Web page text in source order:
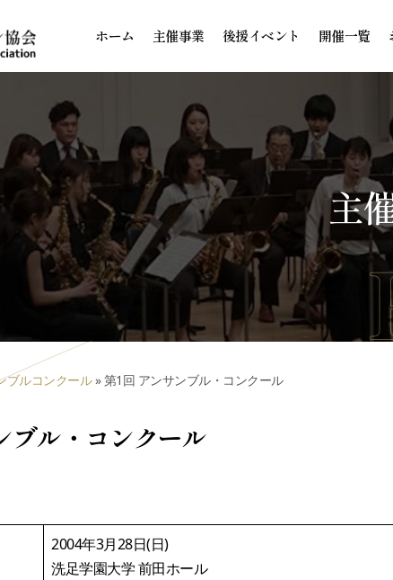
ホーム 主催事業 後援イベント 開催一覧
主
ブルコンクール»第1回 アンサンブル・コンクール
ブル・コンクール
2004年3月28日(日)
洗足学園大学 前田ホール